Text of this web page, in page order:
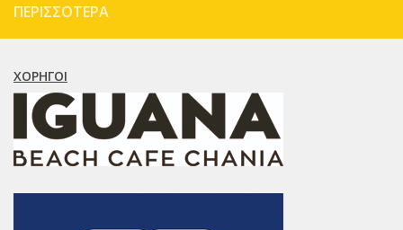
ΠΕΡΙΣΣΌΤΕΡΑ
ΧΟΡΗΓΟΊ